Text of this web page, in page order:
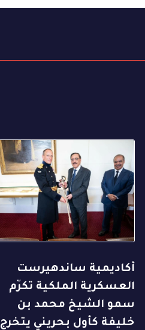
أكاديمية ساندهيرست
العسكرية الملكية تكرّم
سمو الشيخ محمد بن
خليفة كأول بحريني يتخرج